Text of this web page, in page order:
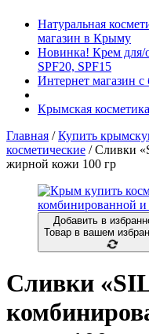
Натуральная
магазин в Крыму
Новинка! Крем для/
SPF20, SPF15
Интернет магазин с
Крымская
Главная /Купить
косметические / Сливки
жирной кожи 100 гр
Добавить в
Товар в вашем
Сливки